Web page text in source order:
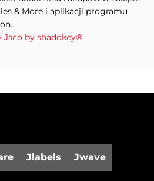
& More i aplikacji programu
Jsco by shadokey®
Jlabels Jwave